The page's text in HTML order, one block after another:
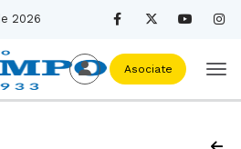
2026
Asociate